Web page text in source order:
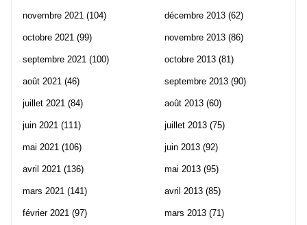
novembre 2021 (104)
octobre 2021 (99)
septembre 2021 (100)
août 2021 (46)
juillet 2021 (84)
juin 2021 (111)
mai 2021 (106)
avril 2021 (136)
mars 2021 (141)
février 2021 (97)
décembre 2013 (62)
novembre 2013 (86)
octobre 2013 (81)
septembre 2013 (90)
août 2013 (60)
juillet 2013 (75)
juin 2013 (92)
mai 2013 (95)
avril 2013 (85)
mars 2013 (71)